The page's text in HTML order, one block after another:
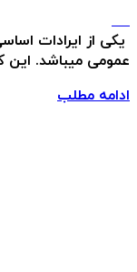
یکی از ایرادات
عمومی میباشد.
ادامه مطلب